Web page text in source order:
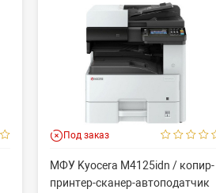
Под заказ
МФУ Kyocera M4125idn / копир-
принтер-сканер-автоподатчик